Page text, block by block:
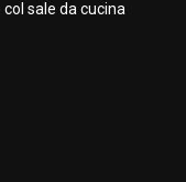
sale da cucina